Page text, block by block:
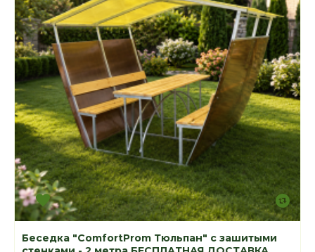
Беседка "ComfortProm Тюльпан" с зашитыми